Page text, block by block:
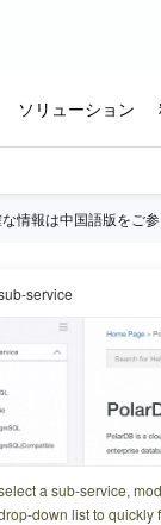
情報は中国語版をご参
service
a sub-service,
down list to quickly
間的関係と測定のための
時
ピックでは、
します。 この関